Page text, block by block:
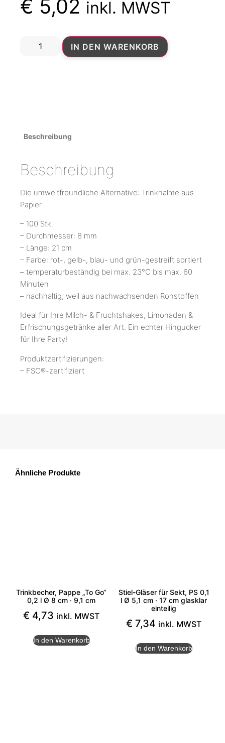
€ 5,02 inkl. MWST
IN DEN WARENKORB
Beschreibung
Beschreibung
Die umweltfreundliche Alternative: Trinkhalme aus
Papier
– 100 Stk.
– Durchmesser: 8 mm
– Länge: 21 cm
– Farbe: rot-, gelb-, blau- und grün-gestreift sortiert
– temperaturbeständig bei max. 23°C bis max. 60
Minuten
– nachhaltig, weil aus nachwachsenden Rohstoffen
Ideal für Ihre Milch- & Fruchtshakes, Limonaden &
Erfrischungsgetränke aller Art. Ein echter Hingucker
für Ihre Party!
Produktzertifizierungen:
– FSC®-zertifiziert
Ähnliche Produkte
Trinkbecher, Pappe „To Go“
0,2 l Ø 8 cm · 9,1 cm
€ 4,73 inkl. MWST
In den Warenkorb
Stiel-Gläser für Sekt, PS 0,1
l Ø 5,1 cm · 17 cm glasklar
einteilig
€ 7,34 inkl. MWST
In den Warenkorb